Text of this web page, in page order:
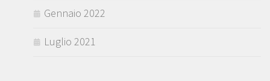
Gennaio 2022
Luglio 2021